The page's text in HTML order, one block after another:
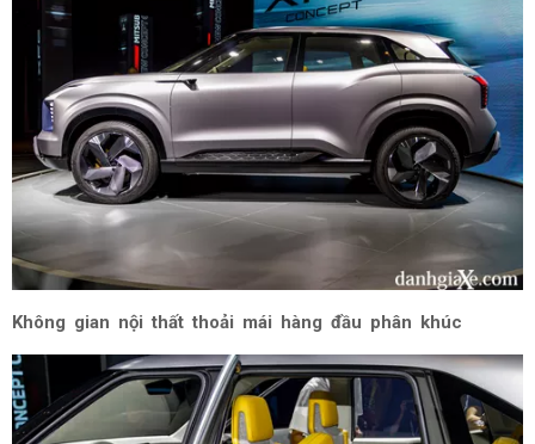
Không gian nội thất thoải mái hàng đầu phân khúc